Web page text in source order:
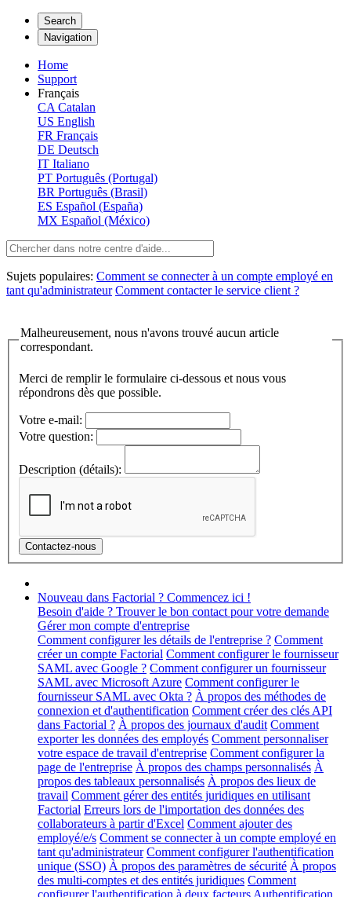
Search
Navigation
Home
Support
Français
CA Catalan
US English
FR Français
DE Deutsch
IT Italiano
PT Português (Portugal)
BR Português (Brasil)
ES Español (España)
MX Español (México)
Sujets populaires: Comment se connecter à un compte employé en
tant qu'administrateur Comment contacter le service client ?
Malheureusement, nous n'avons trouvé aucun article
correspondant.
Merci de remplir le formulaire ci-dessous et nous vous
répondrons dès que possible.
Votre e-mail:
Votre question:
Description (détails):
Nouveau dans Factorial ? Commencez ici !
Besoin d'aide ? Trouver le bon contact pour votre demande
Gérer mon compte d'entreprise
Comment configurer les détails de l'entreprise ? Comment
créer un compte Factorial Comment configurer le fournisseur
SAML avec Google ? Comment configurer un fournisseur
SAML avec Microsoft Azure Comment configurer le
fournisseur SAML avec Okta ? À propos des méthodes de
connexion et d'authentification Comment créer des clés API
dans Factorial ? À propos des journaux d'audit Comment
exporter les données des employés Comment personnaliser
votre espace de travail d'entreprise Comment configurer la
page de l'entreprise À propos des champs personnalisés À
propos des tableaux personnalisés À propos des lieux de
travail Comment gérer des entités juridiques en utilisant
Factorial Erreurs lors de l'importation des données des
collaborateurs à partir d'Excel Comment ajouter des
employé/e/s Comment se connecter à un compte employé en
tant qu'administrateur Comment configurer l'authentification
unique (SSO) À propos des paramètres de sécurité À propos
des multi-comptes et des entités juridiques Comment
configurer l'authentification à deux facteurs Authentification